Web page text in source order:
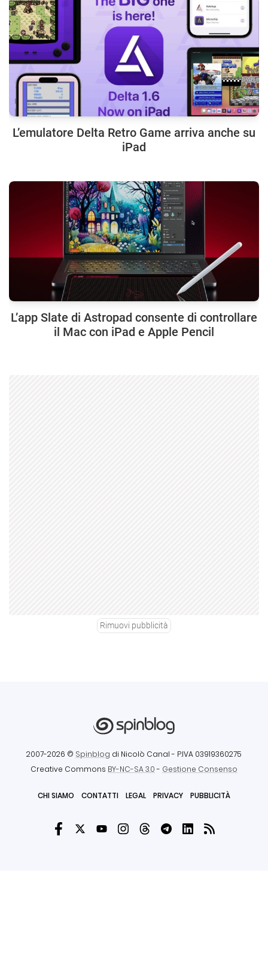
L’emulatore Delta Retro Game arriva anche su
iPad
L’app Slate di Astropad consente di controllare
il Mac con iPad e Apple Pencil
Rimuovi pubblicità
2007-2026 © Spinblog di Nicolò Canal - P.IVA 03919360275
Creative Commons BY-NC-SA 3.0- Gestione Consenso
CHI SIAMO CONTATTI LEGAL PRIVACY PUBBLICITÀ